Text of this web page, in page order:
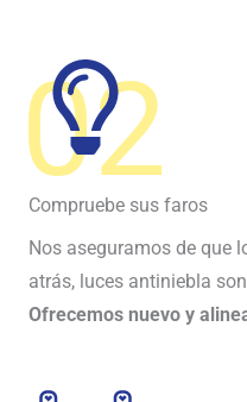
02
Compruebe sus faros
Nos aseguramos de que
atrás, luces antiniebla
Ofrecemos nuevo y